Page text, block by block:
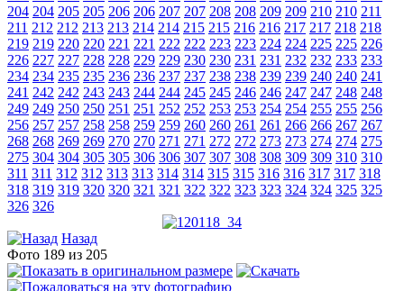
204 204 205 205 206 206 207 207 208 208 209 209 210 210 211
211 212 212 213 213 214 214 215 215 216 216 217 217 218 218
219 219 220 220 221 221 222 222 223 223 224 224 225 225 226
226 227 227 228 228 229 229 230 230 231 231 232 232 233 233
234 234 235 235 236 236 237 237 238 238 239 239 240 240 241
241 242 242 243 243 244 244 245 245 246 246 247 247 248 248
249 249 250 250 251 251 252 252 253 253 254 254 255 255 256
256 257 257 258 258 259 259 260 260 261 261 266 266 267 267
268 268 269 269 270 270 271 271 272 272 273 273 274 274 275
275 304 304 305 305 306 306 307 307 308 308 309 309 310 310
311 311 312 312 313 313 314 314 315 315 316 316 317 317 318
318 319 319 320 320 321 321 322 322 323 323 324 324 325 325
326 326
Назад
Фото 189 из 205